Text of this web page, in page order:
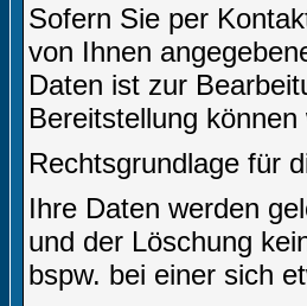
Sofern Sie per
von Ihnen
Daten ist zur
Bereitstellung
Rechtsgrundlage für
Ihre Daten werden
und der Löschung
bspw. bei einer sich